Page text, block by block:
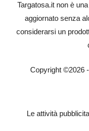
Targatosa.it non è
aggiornato senza
considerarsi un
Copyright ©2026
Le attività